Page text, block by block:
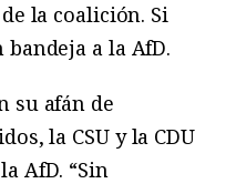
la coalición. Si
a la AfD.
su afán de
la CSU y la CDU
AfD. “Sin